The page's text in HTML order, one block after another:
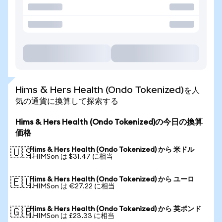
Hims & Hers Health (Ondo Tokenized)を人
気の通貨に換算して探索する
Hims & Hers Health (Ondo Tokenized)の今日の換算
価格
🇺🇸Hims & Hers Health (Ondo Tokenized) から 米ドル
1 HIMSon は $31.47 に相当
🇪🇺Hims & Hers Health (Ondo Tokenized) から ユーロ
1 HIMSon は €27.22 に相当
🇬🇧Hims & Hers Health (Ondo Tokenized) から 英ポンド
1 HIMSon は £23.33 に相当